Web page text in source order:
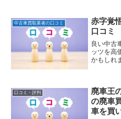
中古車買取業者の口コミ
赤字覚
口コミ
良い中古
ッツを高
かもしれ
る商品が
口コミ・評判
廃車王
の廃車
車を買